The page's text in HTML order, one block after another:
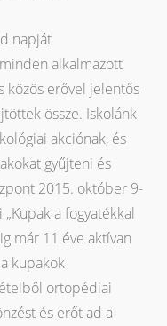
napját
alkalmazott
közös erővel jelentős
össze. Iskolánk
akciónak, és
gyűjteni és
2015. október 9-
a fogyatékkal
már 11 éve aktívan
kupakok
ortopédiai
és erőt ad a